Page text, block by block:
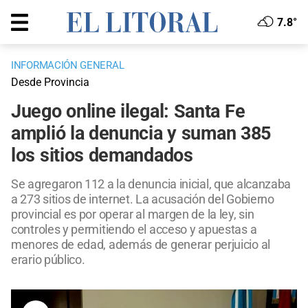
7.8°
INFORMACIÓN GENERAL
Desde Provincia
Juego online ilegal: Santa Fe
amplió la denuncia y suman 385
los sitios demandados
Se agregaron 112 a la denuncia inicial, que alcanzaba
a 273 sitios de internet. La acusación del Gobierno
provincial es por operar al margen de la ley, sin
controles y permitiendo el acceso y apuestas a
menores de edad, además de generar perjuicio al
erario público.